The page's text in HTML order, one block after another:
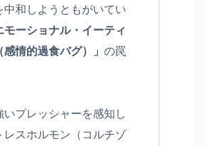
中和しようともがいてい
モーショナル・イーティ
感情的過食バグ）」 の罠
いプレッシャーを感知し
レスホルモン（コルチゾ